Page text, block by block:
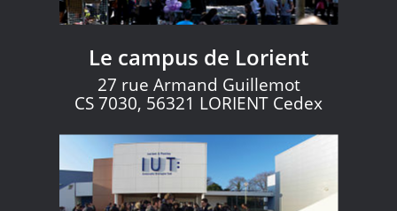
Le campus de Lorient
27 rue Armand Guillemot
CS 7030, 56321 LORIENT Cedex